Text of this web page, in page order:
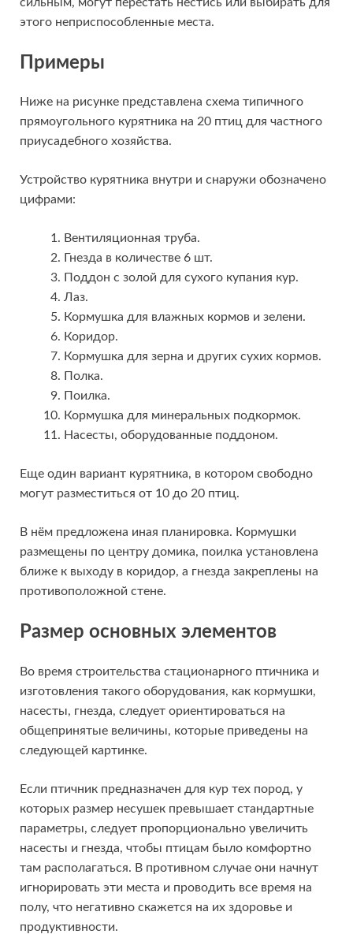
этого неприспособленные места.
Примеры
Ниже на рисунке представлена схема типичного
прямоугольного курятника на 20 птиц для частного
приусадебного хозяйства.
Устройство курятника внутри и снаружи обозначено
цифрами:
Вентиляционная труба.
Гнезда в количестве 6 шт.
Поддон с золой для сухого купания кур.
Лаз.
Кормушка для влажных кормов и зелени.
Коридор.
Кормушка для зерна и других сухих кормов.
Полка.
Поилка.
Кормушка для минеральных подкормок.
Насесты, оборудованные поддоном.
Еще один вариант курятника, в котором свободно
могут разместиться от 10 до 20 птиц.
В нём предложена иная планировка. Кормушки
размещены по центру домика, поилка установлена
ближе к выходу в коридор, а гнезда закреплены на
противоположной стене.
Размер основных элементов
Во время строительства стационарного птичника и
изготовления такого оборудования, как кормушки,
насесты, гнезда, следует ориентироваться на
общепринятые величины, которые приведены на
следующей картинке.
Если птичник предназначен для кур тех пород, у
которых размер несушек превышает стандартные
параметры, следует пропорционально увеличить
насесты и гнезда, чтобы птицам было комфортно
там располагаться. В противном случае они начнут
игнорировать эти места и проводить все время на
полу, что негативно скажется на их здоровье и
продуктивности.